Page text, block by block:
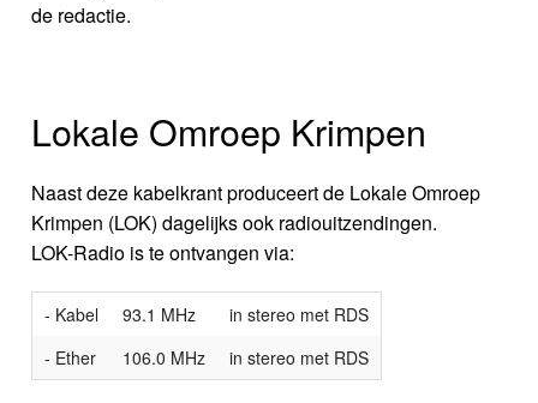
de redactie.
Lokale Omroep Krimpen
Naast deze kabelkrant produceert de Lokale Omroep
Krimpen (LOK) dagelijks ook radiouitzendingen.
LOK-Radio is te ontvangen via:
- Kabel 93.1 MHz
in stereo met RDS
- Ether
106.0 MHz in stereo met RDS